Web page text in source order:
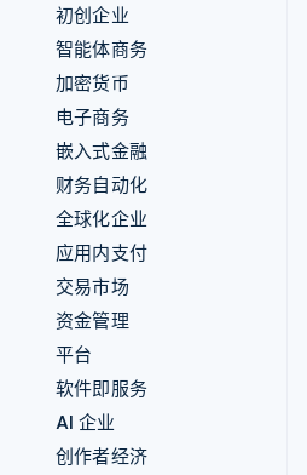
初创企业
智能体商务
加密货币
电子商务
嵌入式金融
财务自动化
全球化企业
应用内支付
交易市场
资金管理
平台
软件即服务
AI 企业
创作者经济